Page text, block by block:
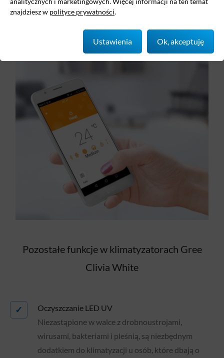
programowanie trybu snu,
Pozostałe funkcje w klimatyzatorach Gree
Clivia White
✓
Oczyszczanie LED UV
Niezastąpione w walce z drobnoustrojami,
wirusami, bakteriami i pleśnią, są niezbędnym
dodatkiem do klimatyzacji u osób, które dbają o
znajdziesz w polityce prywatności.
Ustawienia Ok, akceptuję